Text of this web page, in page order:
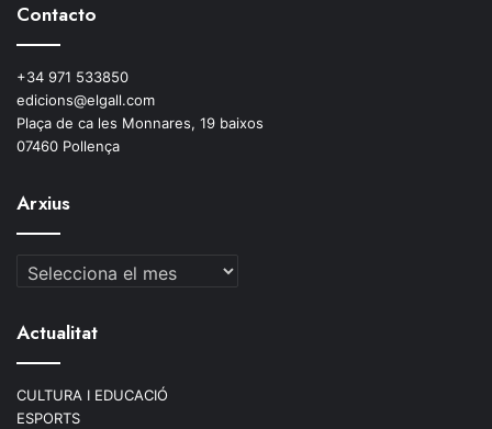
Contacto
+34 971 533850
edicions@elgall.com
Plaça de ca les Monnares, 19 baixos
07460 Pollença
Arxius
Arxius
Actualitat
CULTURA I EDUCACIÓ
ESPORTS